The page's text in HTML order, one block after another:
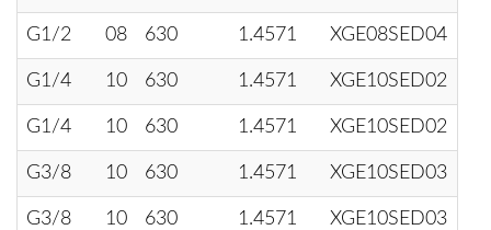
G1/2 08 630 1.4571 XGE08SED04
G1/4 10 630 1.4571 XGE10SED02
G1/4 10 630 1.4571 XGE10SED02
G3/8 10 630 1.4571 XGE10SED03
G3/8 10 630 1.4571 XGE10SED03